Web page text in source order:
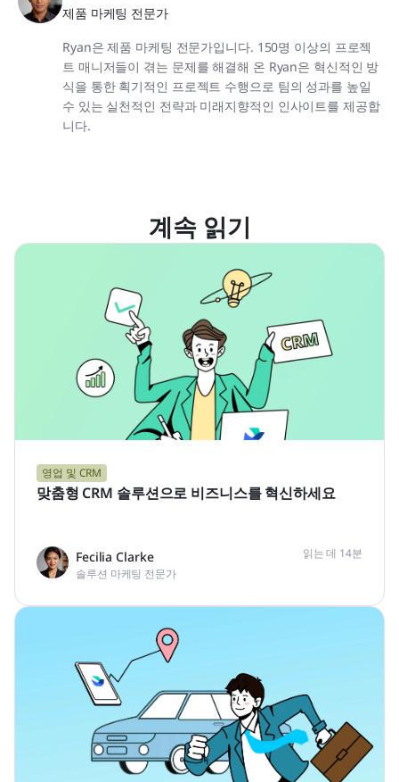
제품 마케팅 전문가
Ryan은 제품 마케팅 전문가입니다. 150명 이상의 프로젝
트 매니저들이 겪는 문제를 해결해 온 Ryan은 혁신적인 방
식을 통한 획기적인 프로젝트 수행으로 팀의 성과를 높일
수 있는 실천적인 전략과 미래지향적인 인사이트를 제공합
니다.
계속 읽기
영업 및 CRM
맞춤형 CRM 솔루션으로 비즈니스를 혁신하세요
Fecilia Clarke
솔루션 마케팅 전문가
읽는 데 14분